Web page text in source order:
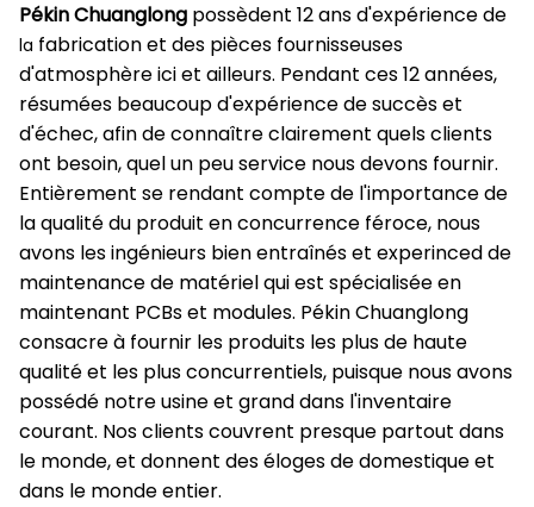
Pékin Chuanglong possèdent 12 ans d'expérience de
la fabrication et des pièces fournisseuses
d'atmosphère ici et ailleurs. Pendant ces 12 années,
résumées beaucoup d'expérience de succès et
d'échec, afin de connaître clairement quels clients
ont besoin, quel un peu service nous devons fournir.
Entièrement se rendant compte de l'importance de
la qualité du produit en concurrence féroce, nous
avons les ingénieurs bien entraînés et experinced de
maintenance de matériel qui est spécialisée en
maintenant PCBs et modules. Pékin Chuanglong
consacre à fournir les produits les plus de haute
qualité et les plus concurrentiels, puisque nous avons
possédé notre usine et grand dans l'inventaire
courant. Nos clients couvrent presque partout dans
le monde, et donnent des éloges de domestique et
dans le monde entier.